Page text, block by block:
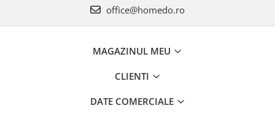
office@homedo.ro
MAGAZINUL MEU
CLIENTI
DATE COMERCIALE